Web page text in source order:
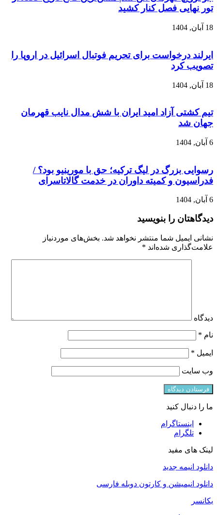
تور نهایی فصل کنار کشید
18 آبان, 1404
ایرلند درخواست برای تحریم فوتبال اسرائیل در اروپا را
تصویب کرد
18 آبان, 1404
تیم کشتی آزاد امید ایران با شش مدال نایب قهرمان
جهان شد
6 آبان, 1404
رسوایی بزرگ در لیگ ترکیه؛ حق با مورینیو بود؟ /
فدراسیون و کمیته داوران در خدمت گالاتاسرای
6 آبان, 1404
دیدگاهتان را بنویسید
نشانی ایمیل شما منتشر نخواهد شد. بخش‌های موردنیاز
علامت‌گذاری شده‌اند *
دیدگاه
نام *
ایمیل *
وب‌ سایت
ما را دنبال کنید
اینستاگرام
تلگرام
لینک های مفید
دانلود انیمه جدید
دانلود انیمیشن و کارتون دوبله فارسی
یکانسر